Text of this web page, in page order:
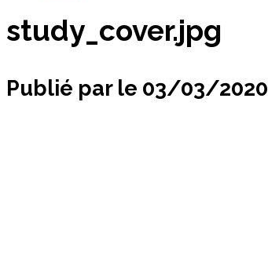
study_cover.jpg
Publié par le 03/03/2020